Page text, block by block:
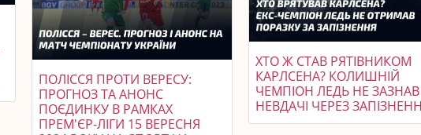
ПОЛІССЯ ПРОТИ ВЕРЕСУ:
ПРОГНОЗ ТА АНОНС
ПОЄДИНКУ В РАМКАХ
ПРЕМ'ЄР-ЛІГИ 15 ВЕРЕСНЯ
ХТО Ж СТАВ РЯТІВНИКОМ
КАРЛСЕНА? КОЛИШНІЙ
ЧЕМПІОН ЛЕДЬ НЕ ЗАЗНАВ
НЕВДАЧІ ЧЕРЕЗ